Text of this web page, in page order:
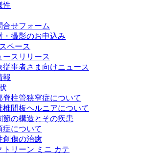
性
合せフォーム
・撮影のお申込み
ペース
ースリリース
従事者さま向けニュース
報
脊柱管狭窄症について
椎間板ヘルニアについて
節の構造とその疾患
症について
創傷の治癒
トリーン ミニ カテ